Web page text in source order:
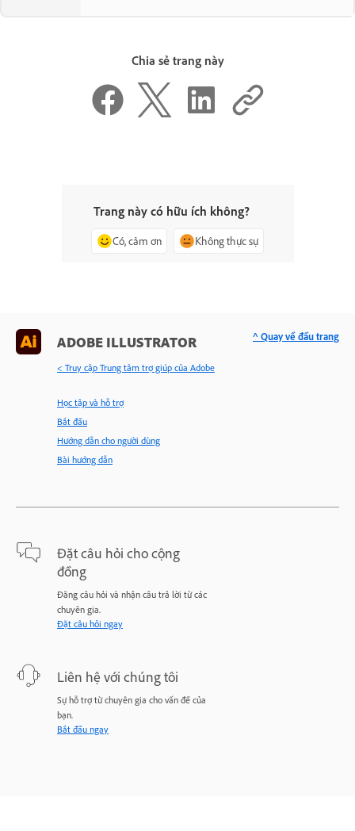
Chia sẻ trang này
Trang này có hữu ích không?
Có, cảm ơn Không thực sự
ADOBE ILLUSTRATOR
< Truy cập Trung tâm trợ giúp của Adobe
Học tập và hỗ trợ
Bắt đầu
Hướng dẫn cho người dùng
Bài hướng dẫn
Đặt câu hỏi cho cộng
đồng
Đăng câu hỏi và nhận câu trả lời từ các
chuyên gia.
Đặt câu hỏi ngay
Liên hệ với chúng tôi
Sự hỗ trợ từ chuyên gia cho vấn đề của
bạn.
Bắt đầu ngay
^ Quay về đầu trang